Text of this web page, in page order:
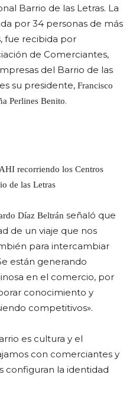
Barrio de las Letras. La
por 34 personas de más
fue recibida por
de Comerciantes,
del Barrio de las
su presidente, Francisco
Perlines Benito.
recorriendo los Centros
de las Letras
Díaz Beltrán señaló que
de un viaje que nos
para intercambiar
están generando
en el comercio, por
conocimiento y
competitivos».
es cultura y el
con comerciantes y
configuran la identidad